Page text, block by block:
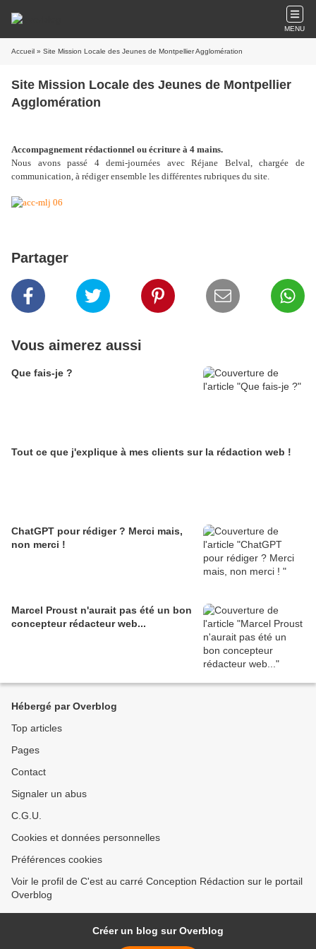
MENU
Accueil » Site Mission Locale des Jeunes de Montpellier Agglomération
Site Mission Locale des Jeunes de Montpellier
Agglomération
Accompagnement rédactionnel ou écriture à 4 mains.
Nous avons passé 4 demi-journées avec Réjane Belval, chargée de
communication, à rédiger ensemble les différentes rubriques du site.
Partager
Vous aimerez aussi
Que fais-je ?
Tout ce que j'explique à mes clients sur la rédaction web !
ChatGPT pour rédiger ? Merci mais,
non merci !
Marcel Proust n'aurait pas été un bon
concepteur rédacteur web...
Hébergé par Overblog
Top articles
Pages
Contact
Signaler un abus
C.G.U.
Cookies et données personnelles
Préférences cookies
Voir le profil de C'est au carré Conception Rédaction sur le portail
Overblog
Créer un blog sur Overblog